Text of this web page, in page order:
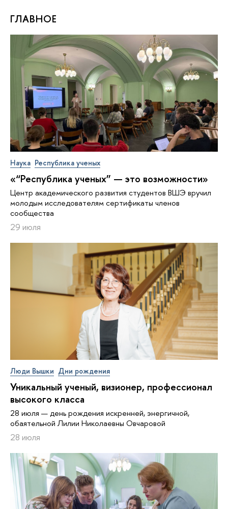
ГЛАВНОЕ
Наука Республика ученых
«“Республика ученых” — это возможности»
Центр академического развития студентов ВШЭ вручил
молодым исследователям сертификаты членов
сообщества
29 июля
Люди Вышки Дни рождения
Уникальный ученый, визионер, про­фес­си­о­нал
высокого класса
28 июля — день рождения искренней, энергичной,
обаятельной Лилии Николаевны Овчаровой
28 июля